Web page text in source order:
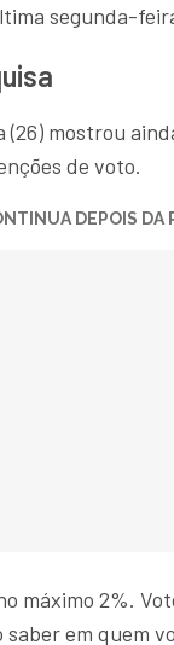
segunda-
mostrou
de voto.
DEPOIS DA
máximo 2%.
em quem